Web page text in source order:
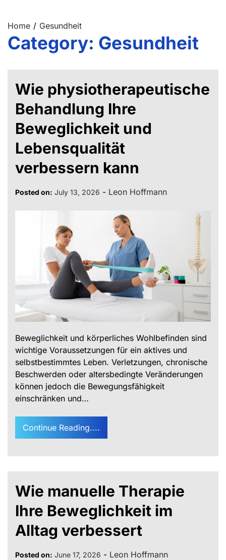
Home Gesundheit
Category: Gesundheit
Wie physiotherapeutische
Behandlung Ihre
Beweglichkeit und
Lebensqualität
verbessern kann
Posted on: July 13, 2026 - Leon Hoffmann
Beweglichkeit und körperliches Wohlbefinden sind
wichtige Voraussetzungen für ein aktives und
selbstbestimmtes Leben. Verletzungen, chronische
Beschwerden oder altersbedingte Veränderungen
können jedoch die Bewegungsfähigkeit
einschränken und…
Continue Reading....
Wie manuelle Therapie
Ihre Beweglichkeit im
Alltag verbessert
Posted on: June 17, 2026 - Leon Hoffmann